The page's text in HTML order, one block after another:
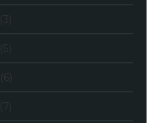
(3)
(5)
(6)
(7)